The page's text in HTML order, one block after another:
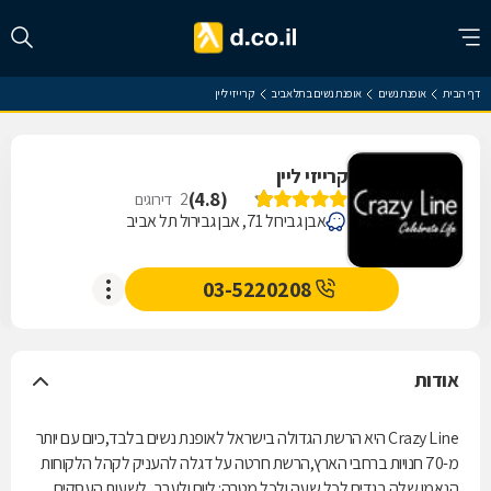
דף הבית אופנת נשים אופנת נשים בתל אביב קרייזי ליין
קרייזי ליין
(
4.8
)
2 דירוגים
אבן גבירול 71, אבן גבירול תל אביב
03-5220208
אודות
Crazy Line היא הרשת הגדולה בישראל לאופנת נשים בלבד,כיום עם יותר
מ-70 חנויות ברחבי הארץ,הרשת חרטה על דגלה להעניק לקהל הלקוחות